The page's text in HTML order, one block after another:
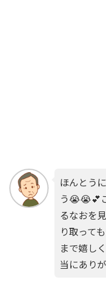
ほんとう
う😭😭💕
るなおを
り取って
まで嬉し
当にあり